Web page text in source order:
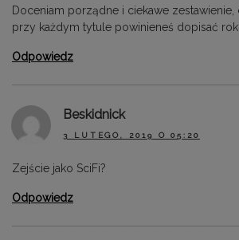
Doceniam porządne i ciekawe zestawienie,
przy każdym tytule powinieneś dopisać rok
Odpowiedz
Beskidnick
3 LUTEGO, 2019 O 05:20
Zejście jako SciFi?
Odpowiedz